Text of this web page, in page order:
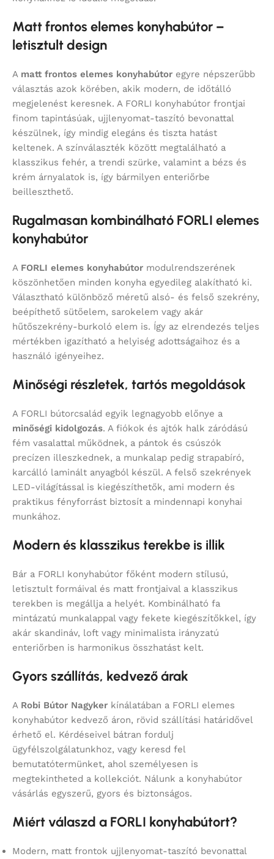
Matt frontos elemes konyhabútor –
letisztult design
A matt frontos elemes konyhabútor egyre népszerűbb
választás azok körében, akik modern, de időtálló
megjelenést keresnek. A FORLI konyhabútor frontjai
finom tapintásúak, ujjlenyomat-taszító bevonattal
készülnek, így mindig elegáns és tiszta hatást
keltenek. A színválaszték között megtalálható a
klasszikus fehér, a trendi szürke, valamint a bézs és
krém árnyalatok is, így bármilyen enteriőrbe
beilleszthető.
Rugalmasan kombinálható FORLI elemes
konyhabútor
A FORLI elemes konyhabútor modulrendszerének
köszönhetően minden konyha egyedileg alakítható ki.
Választható különböző méretű alsó- és felső szekrény,
beépíthető sütőelem, sarokelem vagy akár
hűtőszekrény-burkoló elem is. Így az elrendezés teljes
mértékben igazítható a helyiség adottságaihoz és a
használó igényeihez.
Minőségi részletek, tartós megoldások
A FORLI bútorcsalád egyik legnagyobb előnye a
minőségi kidolgozás. A fiókok és ajtók halk záródású
fém vasalattal működnek, a pántok és csúszók
precízen illeszkednek, a munkalap pedig strapabíró,
karcálló laminált anyagból készül. A felső szekrények
LED-világítással is kiegészíthetők, ami modern és
praktikus fényforrást biztosít a mindennapi konyhai
munkához.
Modern és klasszikus terekbe is illik
Bár a FORLI konyhabútor főként modern stílusú,
letisztult formáival és matt frontjaival a klasszikus
terekben is megállja a helyét. Kombinálható fa
mintázatú munkalappal vagy fekete kiegészítőkkel, így
akár skandináv, loft vagy minimalista irányzatú
enteriőrben is harmonikus összhatást kelt.
Gyors szállítás, kedvező árak
A Robi Bútor Nagyker kínálatában a FORLI elemes
konyhabútor kedvező áron, rövid szállítási határidővel
érhető el. Kérdéseivel bátran fordulj
ügyfélszolgálatunkhoz, vagy keresd fel
bemutatótermünket, ahol személyesen is
megtekintheted a kollekciót. Nálunk a konyhabútor
vásárlás egyszerű, gyors és biztonságos.
Miért válaszd a FORLI konyhabútort?
Modern, matt frontok ujjlenyomat-taszító bevonattal